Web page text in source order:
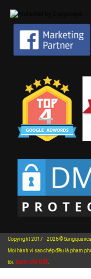
Copyright 2017 - 2026 ©
Mọi hành vi sao chép đều là phạm
tôi. xem chi tiết